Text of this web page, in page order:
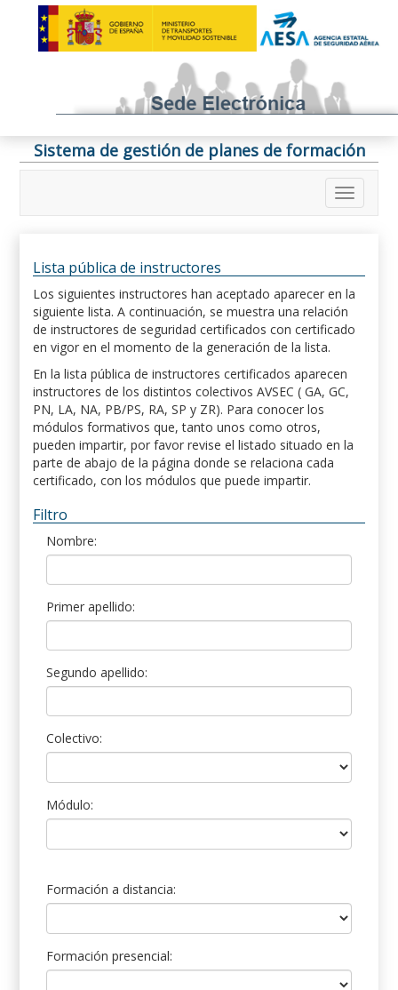
Sistema de gestión de planes de formación
Lista pública de instructores
Los siguientes instructores han aceptado aparecer en la
siguiente lista. A continuación, se muestra una relación
de instructores de seguridad certificados con certificado
en vigor en el momento de la generación de la lista.
En la lista pública de instructores certificados aparecen
instructores de los distintos colectivos AVSEC ( GA, GC,
PN, LA, NA, PB/PS, RA, SP y ZR). Para conocer los
módulos formativos que, tanto unos como otros,
pueden impartir, por favor revise el listado situado en la
parte de abajo de la página donde se relaciona cada
certificado, con los módulos que puede impartir.
Filtro
Nombre:
Primer apellido:
Segundo apellido:
Colectivo:
Módulo:
Formación a distancia:
Formación presencial: